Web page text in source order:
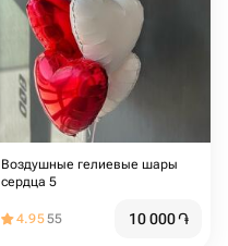
Воздушные гелиевые шары
сердца 5️
4.9555 10 000֏